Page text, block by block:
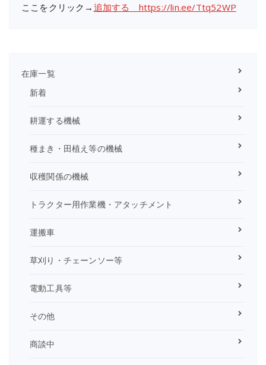
ここをクリック→ 追加する https://lin.ee/Ttq52WP
在庫一覧
新着
耕運する機械
種まき・田植え等の機械
収穫関係の機械
トラクター用作業機・アタッチメント
運搬車
草刈り・チェーンソー等
電動工具等
その他
商談中